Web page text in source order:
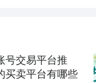
号交易平台推
买卖平台有哪些